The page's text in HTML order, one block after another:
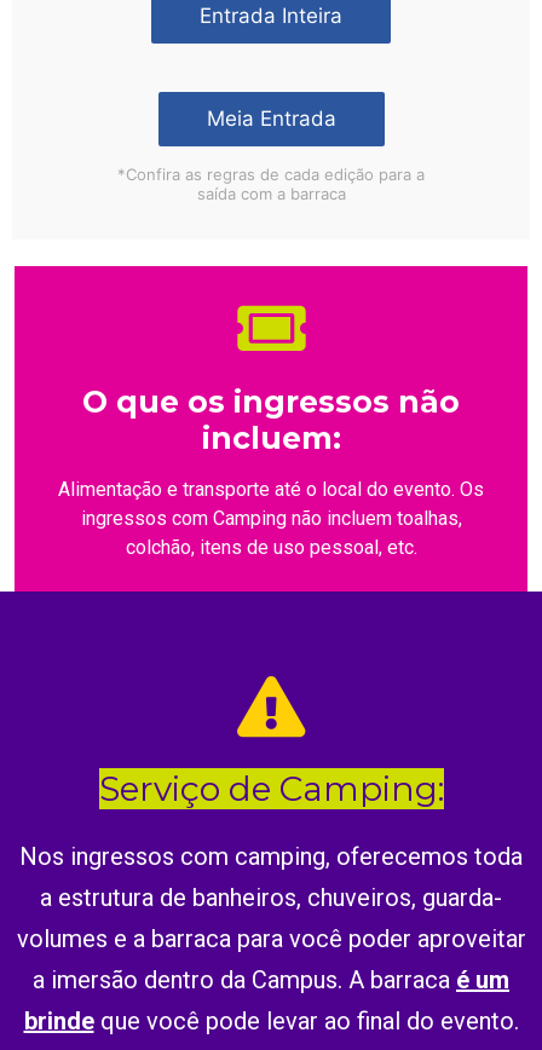
Entrada Inteira
Meia Entrada
*Confira as regras de cada edição para a
saída com a barraca
O que os ingressos não
incluem:
Alimentação e transporte até o local do evento. Os
ingressos com Camping não incluem toalhas,
colchão, itens de uso pessoal, etc.
Serviço de Camping:
Nos ingressos com camping, oferecemos toda
a estrutura de banheiros, chuveiros, guarda-
volumes e a barraca para você poder aproveitar
a imersão dentro da Campus. A barraca é um
brindeque você pode levar ao final do evento.